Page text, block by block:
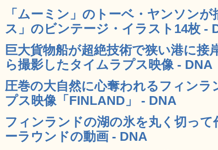
「ムーミン」のトーベ・ヤンソン
ス」のビンテージ・イラスト14枚 -
巨大貨物船が超絶技術で狭い港に接
ら撮影したタイムラプス映像 - DNA
圧巻の大自然に心奪われるフィン
プス映像「FINLAND」 - DNA
フィンランドの湖の氷を丸く切っ
ーラウンドの動画 - DNA